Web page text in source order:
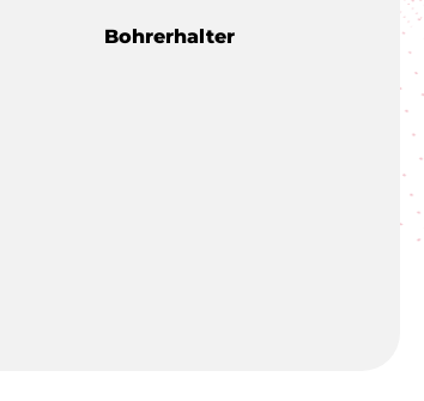
Bohrerhalter